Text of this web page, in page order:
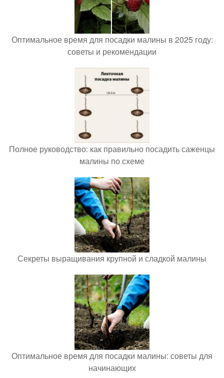
Оптимальное время для посадки малины в 2025 году:
советы и рекомендации
Полное руководство: как правильно посадить саженцы
малины по схеме
Секреты выращивания крупной и сладкой малины
Оптимальное время для посадки малины: советы для
начинающих